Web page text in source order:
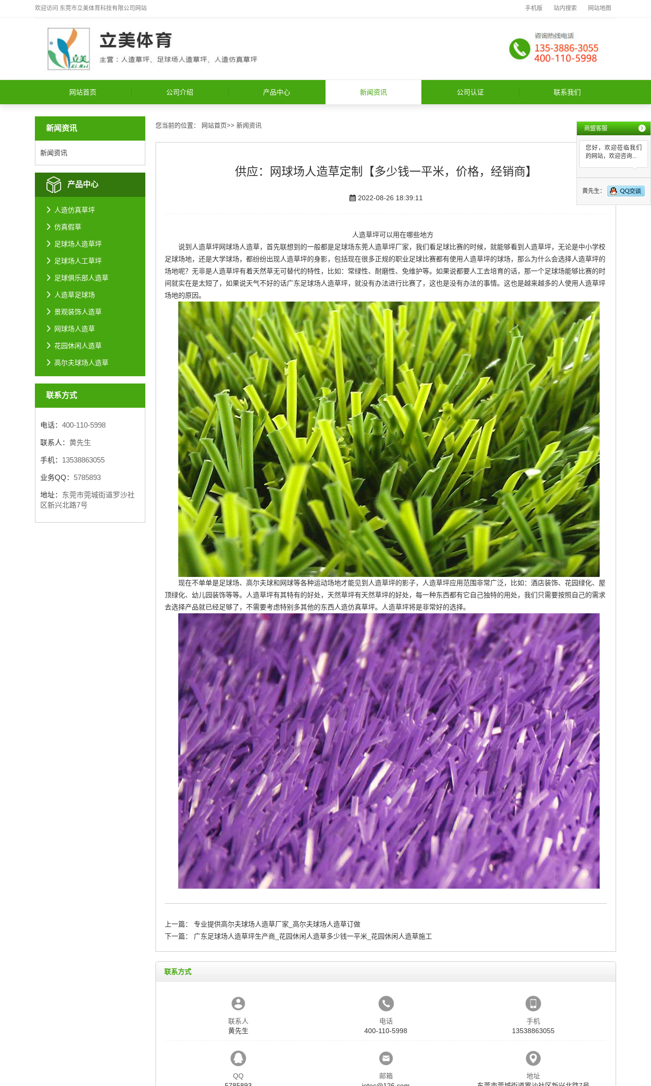
欢迎访问 东莞市立美体育科技有限公司 网站 手机版 站内搜索 网站地图
网站首页 公司介绍 产品中心 新闻资讯 公司认证 联系我们
新闻资讯
新闻资讯
产品中心
人造仿真草坪
仿真假草
足球场人造草坪
足球场人工草坪
足球俱乐部人造草
人造草足球场
景观装饰人造草
网球场人造草
花园休闲人造草
高尔夫球场人造草
联系方式
电话： 400-110-5998
联系人： 黄先生
手机： 13538863055
业务QQ： 5785893
地址： 东莞市莞城街道罗沙社
区新兴北路7号
您当前的位置： 网站首页>> 新闻资讯
供应：网球场人造草定制【多少钱一平米，价格，经销商】
2022-08-26 18:39:11
人造草坪可以用在哪些地方
说到人造草坪网球场人造草，首先联想到的一般都是足球场东莞人造草坪厂家，我们看足球比赛的时候，就能够看到人造草坪，无论是中小学校
足球场地，还是大学球场，都纷纷出现人造草坪的身影，包括现在很多正规的职业足球比赛都有使用人造草坪的球场，那么为什么会选择人造草坪的
场地呢？无非是人造草坪有着天然草无可替代的特性，比如：常绿性、耐磨性、免维护等。如果说都要人工去培育的话，那一个足球场能够比赛的时
间就实在是太短了，如果说天气不好的话广东足球场人造草坪，就没有办法进行比赛了，这也是没有办法的事情。这也是越来越多的人使用人造草坪
场地的原因。
现在不单单是足球场、高尔夫球和网球等各种运动场地才能见到人造草坪的影子，人造草坪应用范围非常广泛，比如：酒店装饰、花园绿化、屋
顶绿化、幼儿园装饰等等。人造草坪有其特有的好处，天然草坪有天然草坪的好处，每一种东西都有它自己独特的用处，我们只需要按照自己的需求
去选择产品就已经足够了，不需要考虑特别多其他的东西人造仿真草坪。人造草坪将是非常好的选择。
上一篇：
专业提供高尔夫球场人造草厂家_高尔夫球场人造草订做
下一篇：
广东足球场人造草坪生产商_花园休闲人造草多少钱一平米_花园休闲人造草施工
联系方式
联系人
黄先生
电话
400-110-5998
手机
13538863055
QQ
邮箱
地址
商盟客服
您好，欢迎莅临我们
的网站，欢迎咨询...
黄先生：